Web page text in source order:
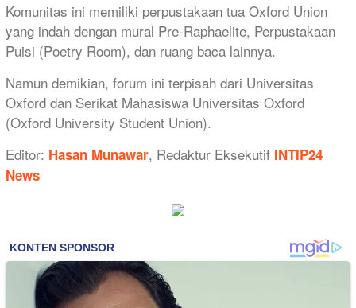
Komunitas ini memiliki perpustakaan tua Oxford Union
yang indah dengan mural Pre-Raphaelite, Perpustakaan
Puisi (Poetry Room), dan ruang baca lainnya.
Namun demikian, forum ini terpisah dari Universitas
Oxford dan Serikat Mahasiswa Universitas Oxford
(Oxford University Student Union).
Editor: Hasan Munawar, Redaktur Eksekutif INTIP24
News